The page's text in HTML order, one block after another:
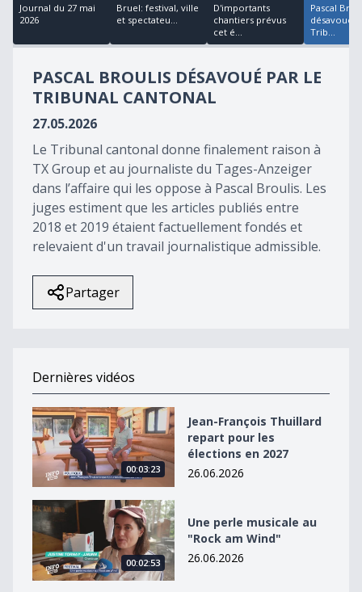
17
minutes,
seconds
Journal du 27 mai
2026
Bruel: festival, ville
et spectateu...
D'importants
chantiers prévus
cet é...
Pascal
désavoué
Trib...
PASCAL BROULIS DÉSAVOUÉ PAR LE
TRIBUNAL CANTONAL
27.05.2026
Le Tribunal cantonal donne finalement raison à
TX Group et au journaliste du Tages-Anzeiger
dans l’affaire qui les oppose à Pascal Broulis. Les
juges estiment que les articles publiés entre
2018 et 2019 étaient factuellement fondés et
relevaient d'un travail journalistique admissible.
Partager
Dernières vidéos
Jean-François Thuillard repart pour les élections en
00:03:23
Jean-François Thuillard
repart pour les
élections en 2027
26.06.2026
Une perle musicale au &quot;Rock am Wind&quot;
00:02:53
Une perle musicale au
"Rock am Wind"
26.06.2026